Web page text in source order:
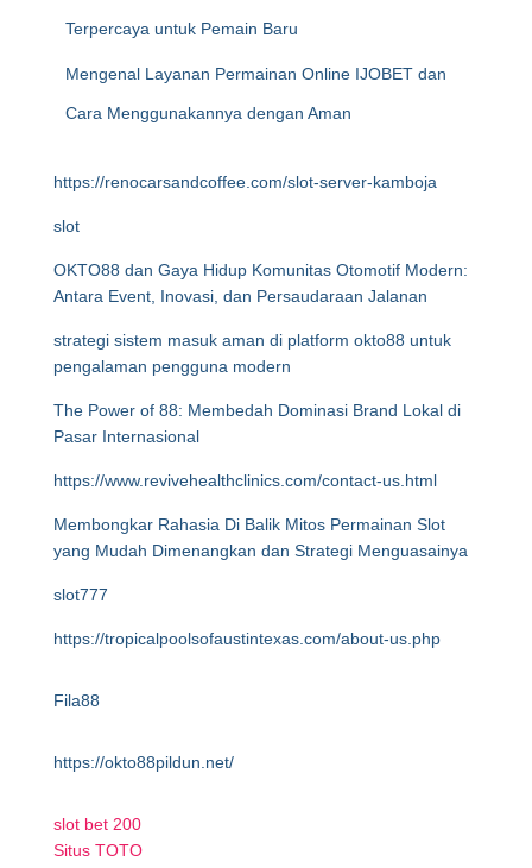
Terpercaya untuk Pemain Baru
Mengenal Layanan Permainan Online IJOBET dan
Cara Menggunakannya dengan Aman
https://renocarsandcoffee.com/slot-server-kamboja
slot
OKTO88 dan Gaya Hidup Komunitas Otomotif Modern:
Antara Event, Inovasi, dan Persaudaraan Jalanan
strategi sistem masuk aman di platform okto88 untuk
pengalaman pengguna modern
The Power of 88: Membedah Dominasi Brand Lokal di
Pasar Internasional
https://www.revivehealthclinics.com/contact-us.html
Membongkar Rahasia Di Balik Mitos Permainan Slot
yang Mudah Dimenangkan dan Strategi Menguasainya
slot777
https://tropicalpoolsofaustintexas.com/about-us.php
Fila88
https://okto88pildun.net/
slot bet 200
Situs TOTO